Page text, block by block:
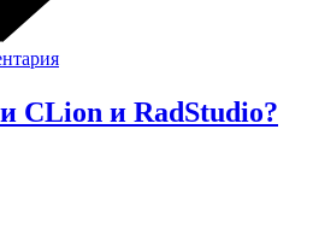
CLion и RadStudio?